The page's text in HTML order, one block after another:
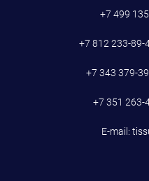
+7 499
+7 812 233-89-
+7 343 379-
+7 351 263-
E-mail: